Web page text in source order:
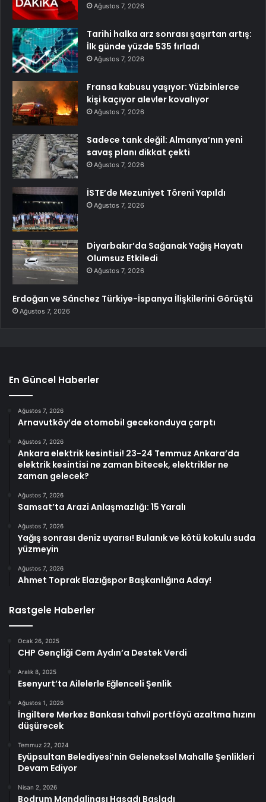
Ağustos 7, 2026
Tarihi halka arz sonrası şaşırtan artış:
İlk günde yüzde 535 fırladı
Ağustos 7, 2026
Fransa kabusu yaşıyor: Yüzbinlerce
kişi kaçıyor alevler kovalıyor
Ağustos 7, 2026
Sadece tank değil: Almanya’nın yeni
savaş planı dikkat çekti
Ağustos 7, 2026
İSTE’de Mezuniyet Töreni Yapıldı
Ağustos 7, 2026
Diyarbakır’da Sağanak Yağış Hayatı
Olumsuz Etkiledi
Ağustos 7, 2026
Erdoğan ve Sánchez Türkiye-İspanya İlişkilerini Görüştü
Ağustos 7, 2026
En Güncel Haberler
Ağustos 7, 2026
Arnavutköy’de otomobil gecekonduya çarptı
Ağustos 7, 2026
Ankara elektrik kesintisi! 23-24 Temmuz Ankara’da
elektrik kesintisi ne zaman bitecek, elektrikler ne
zaman gelecek?
Ağustos 7, 2026
Samsat’ta Arazi Anlaşmazlığı: 15 Yaralı
Ağustos 7, 2026
Yağış sonrası deniz uyarısı! Bulanık ve kötü kokulu suda
yüzmeyin
Ağustos 7, 2026
Ahmet Toprak Elazığspor Başkanlığına Aday!
Rastgele Haberler
Ocak 26, 2025
CHP Gençliği Cem Aydın’a Destek Verdi
Aralık 8, 2025
Esenyurt’ta Ailelerle Eğlenceli Şenlik
Ağustos 1, 2026
İngiltere Merkez Bankası tahvil portföyü azaltma hızını
düşürecek
Temmuz 22, 2024
Eyüpsultan Belediyesi’nin Geleneksel Mahalle Şenlikleri
Devam Ediyor
Nisan 2, 2026
Bodrum Mandalinası Hasadı Başladı